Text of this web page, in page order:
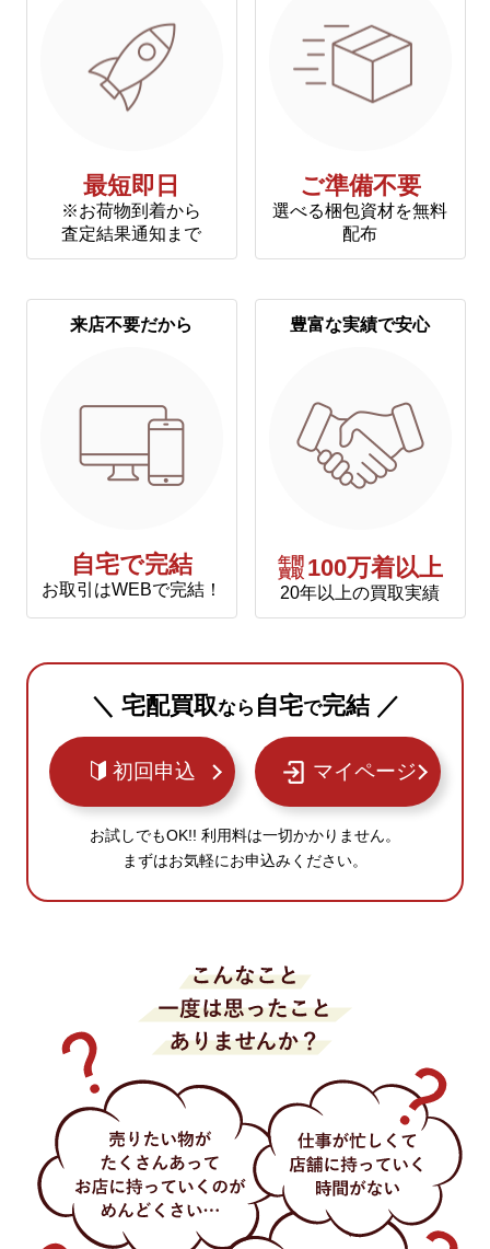
最短即日
※お荷物到着から
査定結果通知まで
ご準備不要
選べる梱包資材を無料
配布
来店不要だから
自宅で完結
お取引はWEBで完結！
豊富な実績で安心
年間
買取 100万着以上
20年以上の買取実績
＼ 宅配買取なら 自宅で完結 ／
初回申込 マイページ
お試しでもOK!! 利用料は一切かかりません。
まずはお気軽にお申込みください。